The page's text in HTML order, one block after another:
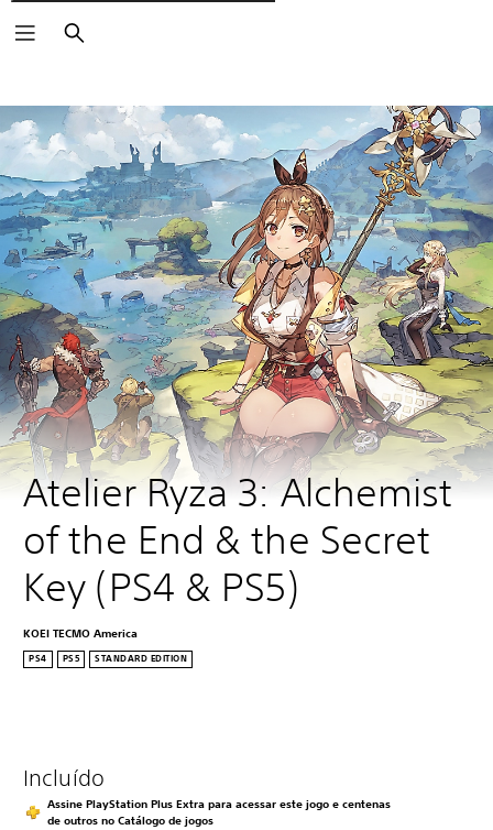
Pesquisar
Atelier Ryza 3: Alchemist
of the End & the Secret
Key (PS4 & PS5)
KOEI TECMO America
PS4 PS5 STANDARD EDITION
Incluído
Assine PlayStation Plus Extra para acessar este jogo e centenas
de outros no Catálogo de jogos